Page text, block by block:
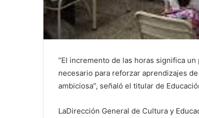
“El incremento de las horas significa
necesario para reforzar aprendizajes
ambiciosa”, señaló el titular de
LaDirección General de Cultura y